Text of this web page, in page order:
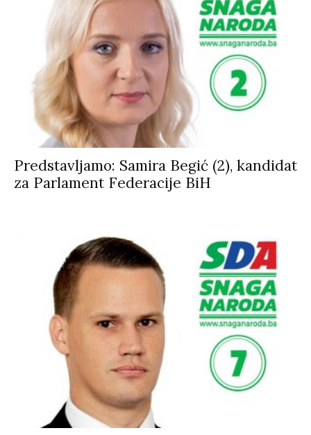
Predstavljamo: Samira Begić (2), kandidat
za Parlament Federacije BiH